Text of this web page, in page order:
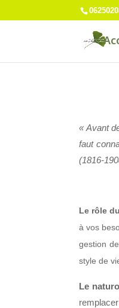
« Avant
faut
(1816-
Le rôle
à vos
gestion
style de
Le